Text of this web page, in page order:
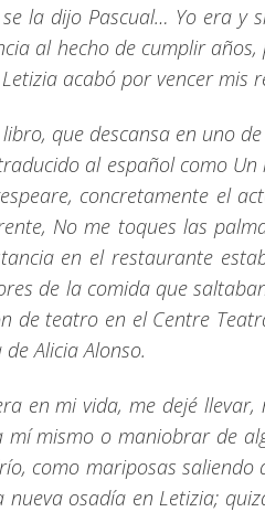
la dijo Pascual… Yo era y
al hecho de cumplir
acabó por vencer mis
que descansa en uno
al español como
concretamente el
No me toques las
en el restaurante
de la comida que
de teatro en el Centre
Alicia Alonso.
en mi vida, me dejé
mí mismo o maniobrar de
como mariposas
nueva osadía en Letizia;